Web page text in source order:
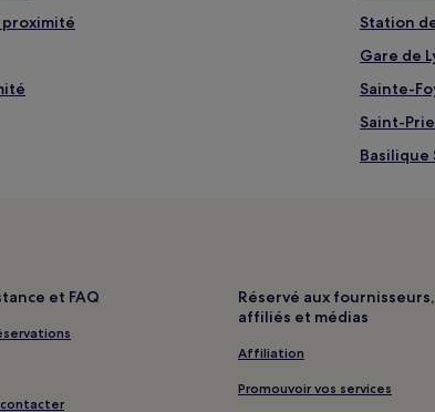
proximité
Station
Gare de
Sainte-
Saint-
Basilique
hôtels à proximité
Centre
Arrêt
Station
et FAQ
Réservé aux fournisseurs,
affiliés et médias
Affiliation
Promouvoir vos services